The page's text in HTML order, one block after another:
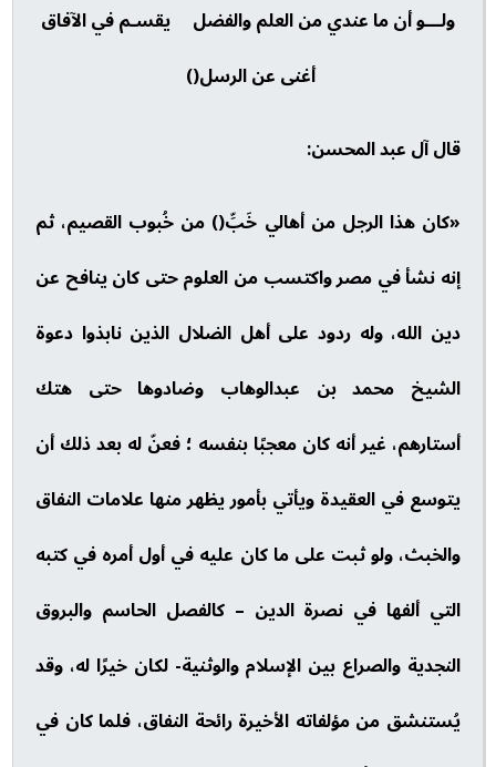
ولـــو أن ما عندي من العلم والفضل يقسـم في الآفاق
أغنى عن الرسل()
قال آل عبد المحسن:
«كان هذا الرجل من أهالي خَبِّ() من خُبوب القصيم، ثم
إنه نشأ في مصر واكتسب من العلوم حتى كان ينافح عن
دين الله، وله ردود على أهل الضلال الذين نابذوا دعوة
الشيخ محمد بن عبدالوهاب وضادوها حتى هتك
أستارهم، غير أنه كان معجبًا بنفسه ؛ فعنّ له بعد ذلك أن
يتوسع في العقيدة ويأتي بأمور يظهر منها علامات النفاق
والخبث، ولو ثبت على ما كان عليه في أول أمره في كتبه
التي ألفها في نصرة الدين – كالفصل الحاسم والبروق
النجدية والصراع بين الإسلام والوثنية- لكان خيرًا له، وقد
يُستنشق من مؤلفاته الأخيرة رائحة النفاق، فلما كان في